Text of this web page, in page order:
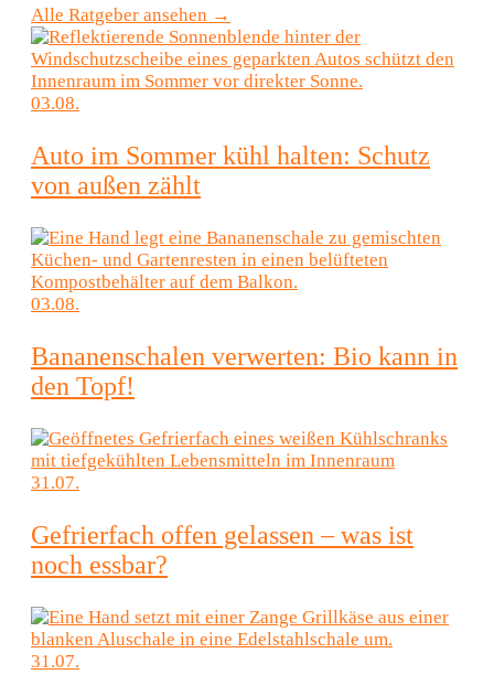
Alle Ratgeber ansehen →
03.08.
Auto im Sommer kühl halten: Schutz
von außen zählt
03.08.
Bananenschalen verwerten: Bio kann in
den Topf!
31.07.
Gefrierfach offen gelassen – was ist
noch essbar?
31.07.